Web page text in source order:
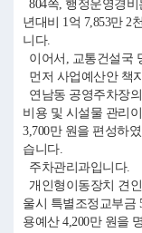
804쪽, 행정운영경
년대비 1억 7,853만 2
니다.
이어서, 교통건설국
먼저 사업예산안 책
연남동 공영주차장
비용 및 시설물 관리
3,700만 원을 편성하
습니다.
주차관리과입니다.
개인형이동장치 견
울시 특별조정교부금
용예산 4,200만 원을